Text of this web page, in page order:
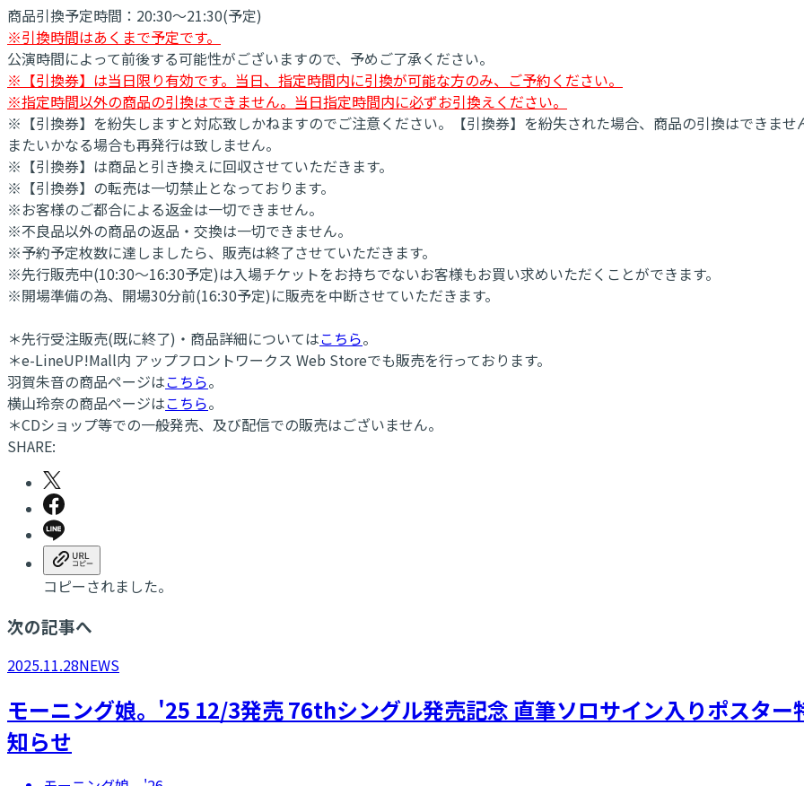
商品引換予定時間：20:30～21:30(予定)
※引換時間はあくまで予定です。
公演時間によって前後する可能性がございますので、予めご了承ください。
※【引換券】は当日限り有効です。当日、指定時間内に引換が可能な方のみ、ご予約ください。
※指定時間以外の商品の引換はできません。当日指定時間内に必ずお引換えください。
※【引換券】を紛失しますと対応致しかねますのでご注意ください。【引換券】を紛失された場合、商品の引換はできませ
またいかなる場合も再発行は致しません。
※【引換券】は商品と引き換えに回収させていただきます。
※【引換券】の転売は一切禁止となっております。
※お客様のご都合による返金は一切できません。
※不良品以外の商品の返品・交換は一切できません。
※予約予定枚数に達しましたら、販売は終了させていただきます。
※先行販売中(10:30～16:30予定)は入場チケットをお持ちでないお客様もお買い求めいただくことができます。
※開場準備の為、開場30分前(16:30予定)に販売を中断させていただきます。
＊先行受注販売(既に終了)・商品詳細についてはこちら。
＊e-LineUP!Mall内 アップフロントワークス Web Storeでも販売を行っております。
羽賀朱音の商品ページはこちら。
横山玲奈の商品ページはこちら。
＊CDショップ等での一般発売、及び配信での販売はございません。
SHARE:
コピーされました。
次の記事へ
2025.11.28NEWS
モーニング娘。'25 12/3発売 76thシングル発売記念 直筆ソロサイン入りポスタ
知らせ